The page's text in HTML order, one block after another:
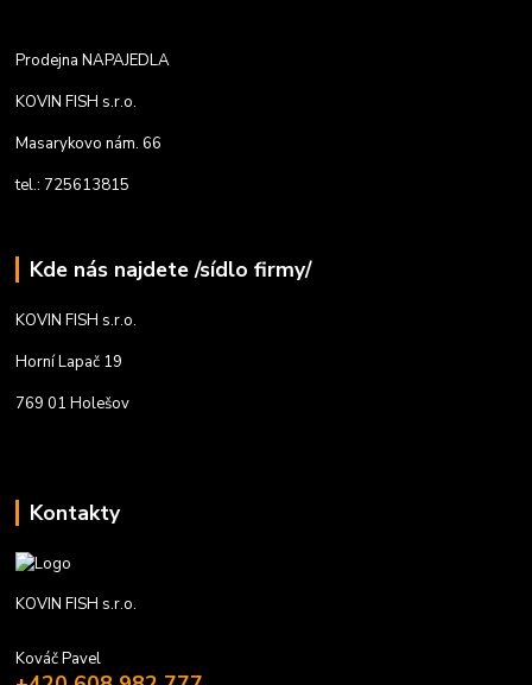
Prodejna NAPAJEDLA
KOVIN FISH s.r.o.
Masarykovo nám. 66
tel.: 725613815
Kde nás najdete /sídlo firmy/
KOVIN FISH s.r.o.
Horní Lapač 19
769 01 Holešov
Kontakty
KOVIN FISH s.r.o.
Kováč Pavel